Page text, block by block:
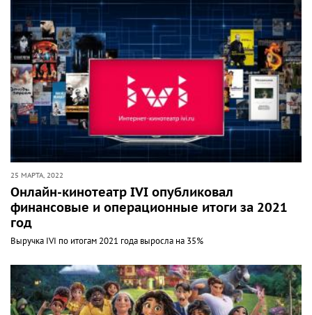
25 МАРТА, 2022
Онлайн-кинотеатр IVI опубликовал
финансовые и операционные итоги за 2021
год
Выручка IVI по итогам 2021 года выросла на 35%